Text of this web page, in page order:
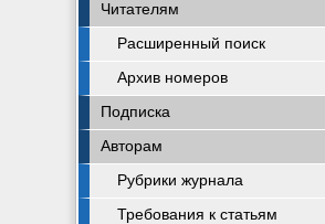
Читателям
Расширенный поиск
Архив номеров
Подписка
Авторам
Рубрики журнала
Требования к статьям